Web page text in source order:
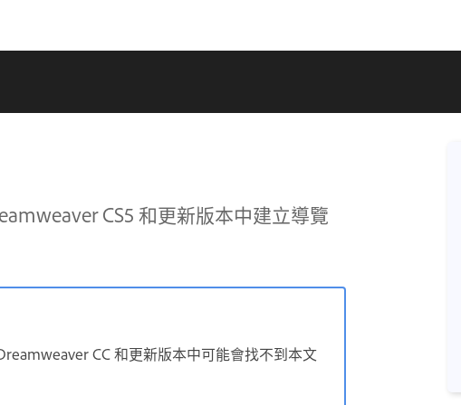
CS5 和更新版本中建立導覽
CC 和更新版本中可能會找不到本文